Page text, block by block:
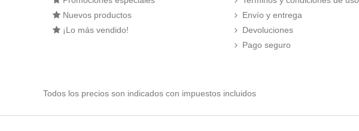
Nuevos productos
¡Lo más vendido!
Envío y entrega
Devoluciones
Pago seguro
Todos los precios son indicados con impuestos incluidos